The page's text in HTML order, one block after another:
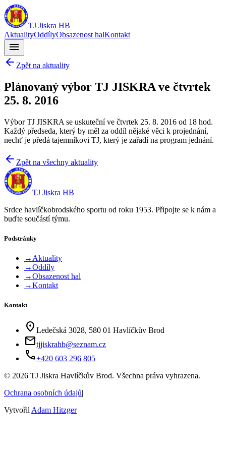
TJ Jiskra HB
AktualityOddílyObsazenost halKontakt
menu
Zpět na aktuality
Plánovaný výbor TJ JISKRA ve čtvrtek
25. 8. 2016
Výbor TJ JISKRA se uskuteční ve čtvrtek 25. 8. 2016 od 18 hod.
Každý předseda, který by měl za oddíl nějaké věci k projednání,
nechť je předá tajemníkovi TJ, který je zařadí na program jednání.
Zpět na všechny aktuality
TJ Jiskra HB
Srdce havlíčkobrodského sportu od roku 1953. Připojte se k nám a
buďte součástí týmu.
Podstránky
→ Aktuality
→Oddíly
→Obsazenost hal
→Kontakt
Kontakt
location_on Ledečská 3028, 580 01 Havlíčkův Brod
mailtjjiskrahb@seznam.cz
phone+420 603 296 805
© 2026 TJ Jiskra Havlíčkův Brod. Všechna práva vyhrazena.
Ochrana osobních údajů|
Vytvořil Adam Hitzger